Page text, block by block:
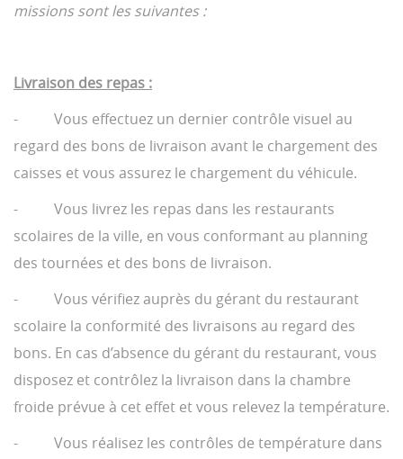
missions sont les suivantes :
Livraison des repas :
- Vous effectuez un dernier contrôle visuel au
regard des bons de livraison avant le chargement des
caisses et vous assurez le chargement du véhicule.
- Vous livrez les repas dans les restaurants
scolaires de la ville, en vous conformant au planning
des tournées et des bons de livraison.
- Vous vérifiez auprès du gérant du restaurant
scolaire la conformité des livraisons au regard des
bons. En cas d’absence du gérant du restaurant, vous
disposez et contrôlez la livraison dans la chambre
froide prévue à cet effet et vous relevez la température.
- Vous réalisez les contrôles de température dans